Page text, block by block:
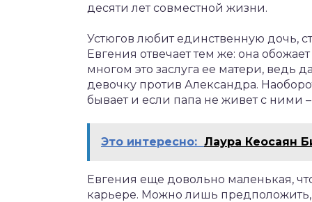
десяти лет совместной жизни.
Устюгов любит единственную дочь,
Евгения отвечает тем же: она
многом это заслуга ее матери, ведь
девочку против Александра.
бывает и если папа не живет с ними
Это интересно: Лаура Кеосаян
Евгения еще довольно маленькая,
карьере. Можно лишь предположить,